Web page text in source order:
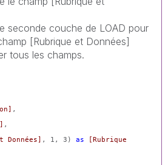
seconde couche de LOAD pour
[Rubrique et Données]
tous les champs.
,
,
Données] , 1, 3) as
[Rubrique